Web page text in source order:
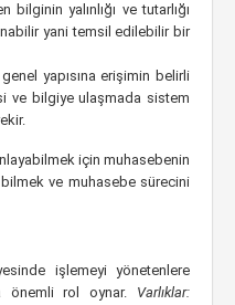
yalınlığı ve tutarlığı
yani temsil edilebilir bir
yapısına erişimin belirli
ve bilgiye ulaşmada sistem
için muhasebenin
ve muhasebe sürecini
işlemeyi yönetenlere
önemli rol oynar. Varlıklar: